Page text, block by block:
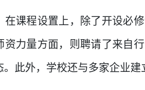
在课程设置上，除了开设必
资力量方面，则聘请了来自
。此外，学校还与多家企业